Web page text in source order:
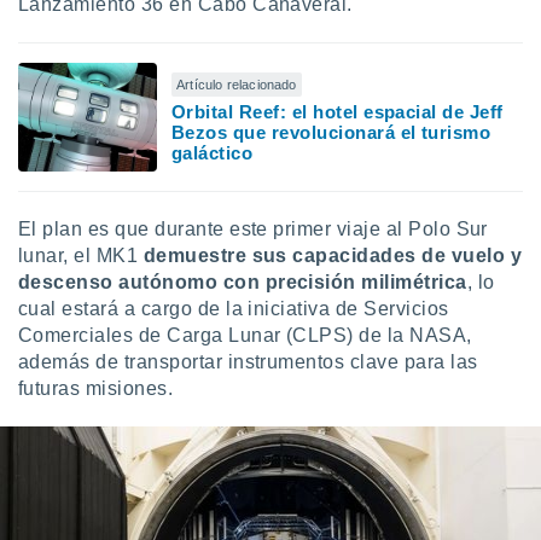
publicidad
1199
Lanzamiento 36 en Cabo Cañaveral.
Artículo relacionado
Orbital Reef: el hotel espacial de Jeff
Bezos que revolucionará el turismo
galáctico
El plan es que durante este primer viaje al Polo Sur
lunar, el MK1 demuestre sus capacidades de vuelo y
descenso autónomo con precisión milimétrica, lo
cual estará a cargo de la iniciativa de Servicios
Comerciales de Carga Lunar (CLPS) de la NASA,
además de transportar instrumentos clave para las
futuras misiones.